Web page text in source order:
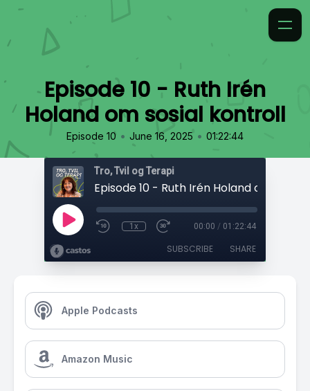
Episode 10 - Ruth Irén
Holand om sosial kontroll
Episode 10 • June 16, 2025 • 01:22:44
Tro, Tvil og Terapi
1x 00:00 / 01:22:44
SUBSCRIBE SHARE
Apple Podcasts
Amazon Music